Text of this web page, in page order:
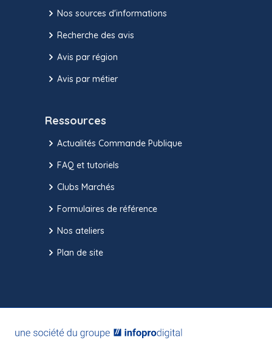
Nos sources d'informations
Recherche des avis
Avis par région
Avis par métier
Ressources
Actualités Commande Publique
FAQ et tutoriels
Clubs Marchés
Formulaires de référence
Nos ateliers
Plan de site